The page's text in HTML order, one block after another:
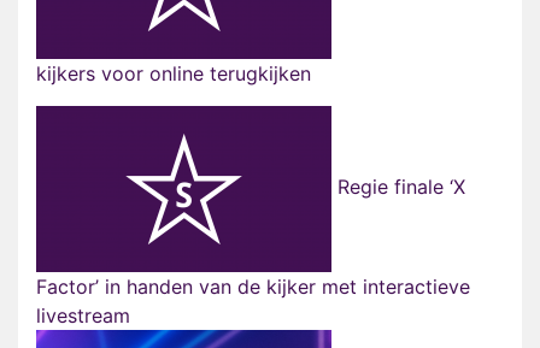
kijkers voor online terugkijken
Regie finale ‘X
Factor’ in handen van de kijker met interactieve
livestream